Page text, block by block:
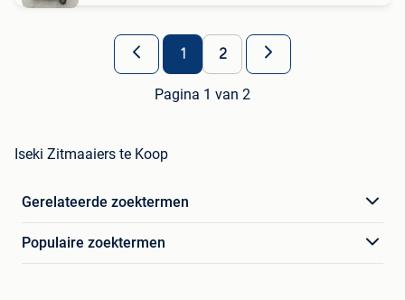
1 2
Pagina 1 van 2
Iseki Zitmaaiers te Koop
Gerelateerde zoektermen
Populaire zoektermen